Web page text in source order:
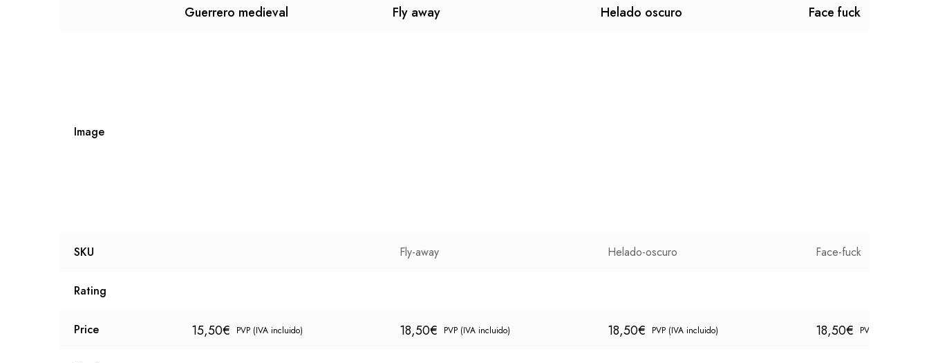
Guerrero medieval Fly away Helado oscuro Face fuck
Image
SKU Fly-away Helado-oscuro Face-fuck
Rating
Price 15,50€ PVP (IVA incluido) 18,50€ PVP (IVA incluido) 18,50€ PVP (IVA incluido) 18,50€ PVP (IVA incluido)